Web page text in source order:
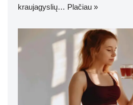
kraujagyslių… Plačiau »